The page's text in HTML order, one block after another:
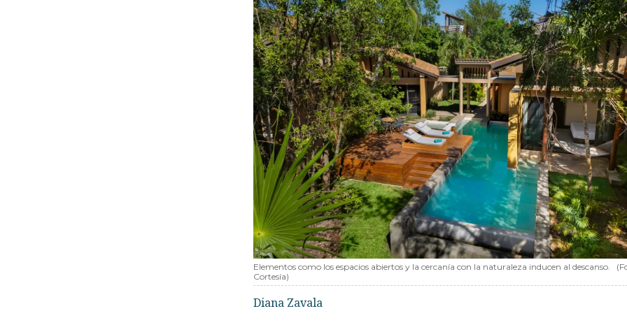
Elementos como los espacios abiertos y la cercanía con la naturaleza inducen al descanso.
Cortesía)
Diana Zavala